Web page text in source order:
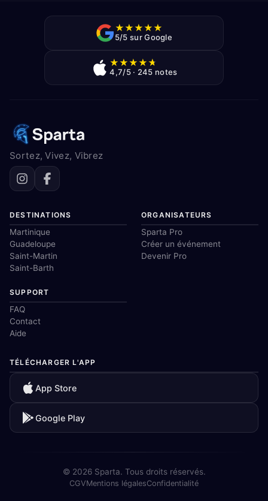
★★★★★
5/5 sur Google
★★★★★
4,7/5 · 245 notes
Sortez, Vivez, Vibrez
DESTINATIONS
Martinique
Guadeloupe
Saint-Martin
Saint-Barth
ORGANISATEURS
Sparta Pro
Créer un événement
Devenir Pro
SUPPORT
FAQ
Contact
Aide
TÉLÉCHARGER L'APP
App Store
Google Play
© 2026 Sparta. Tous droits réservés.
CGVMentions légalesConfidentialité